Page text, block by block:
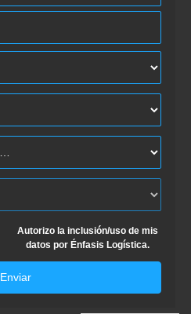
Autorizo la inclusión/uso de mis
datos por Énfasis Logística.
Enviar